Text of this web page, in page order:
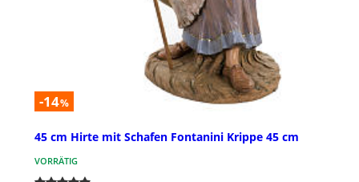
-14%
45 cm Hirte mit Schafen Fontanini Krippe 45 cm
VORRÄTIG